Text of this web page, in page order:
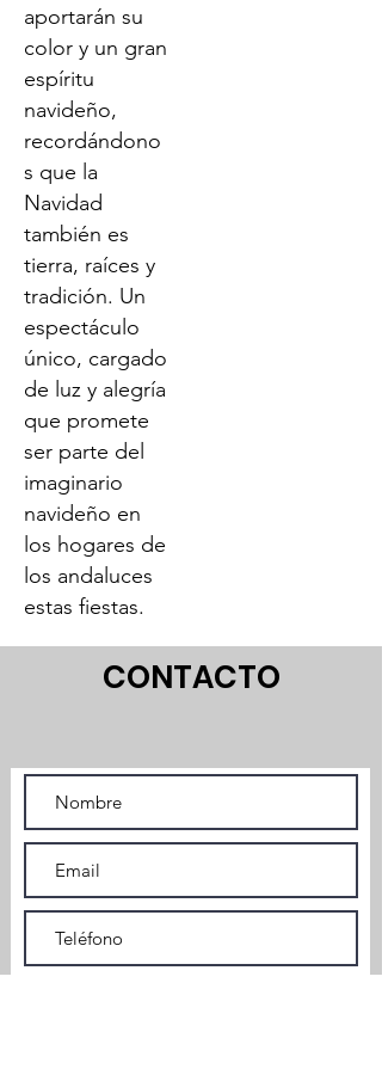
aportarán su
color y un gran
espíritu
navideño,
recordándono
s que la
Navidad
también es
tierra, raíces y
tradición. Un
espectáculo
único, cargado
de luz y alegría
que promete
ser parte del
imaginario
navideño en
los hogares de
los andaluces
estas fiestas.
CONTACTO